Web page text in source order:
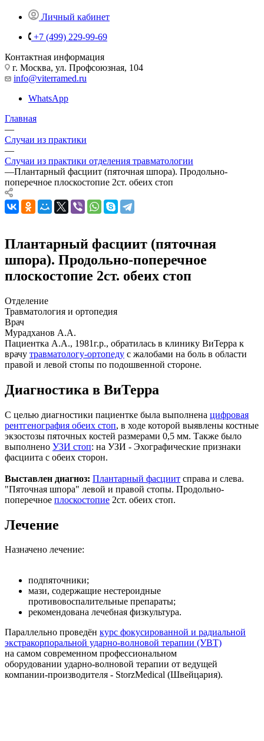
Личный кабинет
+7 (499) 229-99-69
Контактная информация
г. Москва, ул. Профсоюзная, 104
info@viterramed.ru
WhatsApp
Главная
—
Случаи из практики
—
Случаи из практики отделения травматологии
—Плантарный фасциит (пяточная шпора). Продольно-
поперечное плоскостопие 2ст. обеих стоп
Плантарный фасциит (пяточная
шпора). Продольно-поперечное
плоскостопие 2ст. обеих стоп
Отделение
Травматология и ортопедия
Врач
Мурадханов А.А.
Пациентка А.А., 1981г.р., обратилась в клинику ВиТерра к
врачу травматологу-ортопеду с жалобами на боль в области
правой и левой стопы по подошвенной стороне.
Диагностика в ВиТерра
С целью диагностики пациентке была выполнена цифровая
рентгенография обеих стоп, в ходе которой выявлены костные
экзостозы пяточных костей размерами 0,5 мм. Также было
выполнено УЗИ стоп: на УЗИ - Эхографические признаки
фасциита с обеих сторон.
Выставлен диагноз: Плантарный фасциит справа и слева.
"Пяточная шпора" левой и правой стопы. Продольно-
поперечное плоскостопие 2ст. обеих стоп.
Лечение
Назначено лечение:
подпяточники;
мази, содержащие нестероидные
противовоспалительные препараты;
рекомендована лечебная физкультура.
Параллельно проведён курс фокусированной и радиальной
экстракорпоральной ударно-волновой терапии (УВТ)
на самом современном профессиональном
оборудовании ударно-волновой терапии от ведущей
компании-производителя - StorzMedical (Швейцария).